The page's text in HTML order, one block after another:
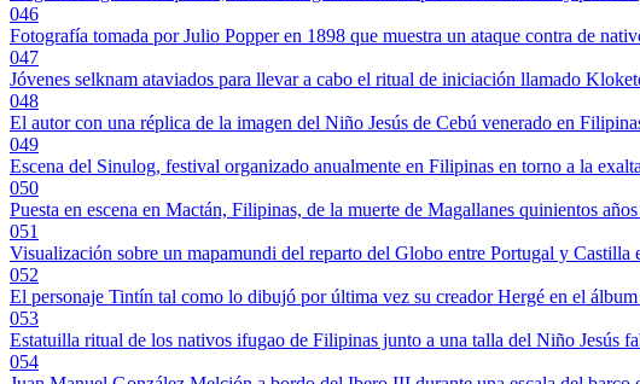
046
Fotografía tomada por Julio Popper en 1898 que muestra un ataque contra de
047
Jóvenes selknam ataviados para llevar a cabo el ritual de iniciación llamado
048
El autor con una réplica de la imagen del Niño Jesús de Cebú venerado en
049
Escena del Sinulog, festival organizado anualmente en Filipinas en torno a la
050
Puesta en escena en Mactán, Filipinas, de la muerte de Magallanes quinientos
051
Visualización sobre un mapamundi del reparto del Globo entre Portugal y Castilla
052
El personaje Tintín tal como lo dibujó por última vez su creador Hergé en el
053
Estatuilla ritual de los nativos ifugao de Filipinas junto a una talla del Niño Jesús
054